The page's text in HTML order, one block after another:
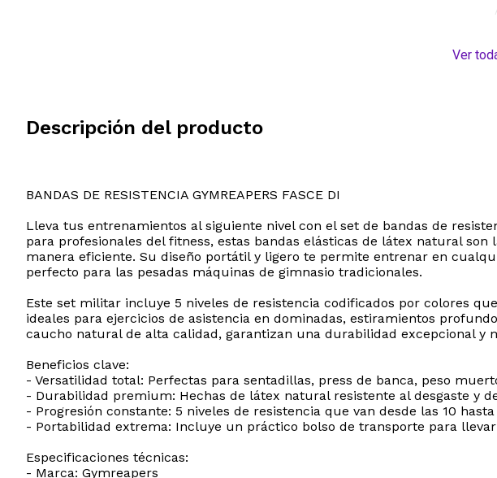
Ver
Descripción del producto
BANDAS DE RESISTENCIA GYMREAPERS FASCE DI
Lleva tus entrenamientos al siguiente nivel con el set de bandas de
para profesionales del fitness, estas bandas elásticas de látex natural
manera eficiente. Su diseño portátil y ligero te permite entrenar en
perfecto para las pesadas máquinas de gimnasio tradicionales.
Este set militar incluye 5 niveles de resistencia codificados por colores
ideales para ejercicios de asistencia en dominadas, estiramientos
caucho natural de alta calidad, garantizan una durabilidad excepcional y
Beneficios clave:
- Versatilidad total: Perfectas para sentadillas, press de banca, peso
- Durabilidad premium: Hechas de látex natural resistente al desgaste y
- Progresión constante: 5 niveles de resistencia que van desde las 10
- Portabilidad extrema: Incluye un práctico bolso de transporte para
Especificaciones técnicas:
- Marca: Gymreapers